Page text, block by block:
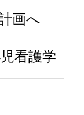
画へ
看護学